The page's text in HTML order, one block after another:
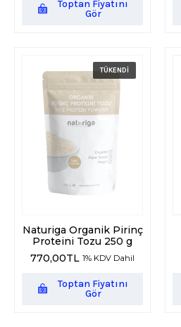
Toptan Fiyatını
Gör
Naturiga Organik Pirinç
Proteini Tozu 250 g
770,00TL 1% KDV Dahil
Toptan Fiyatını
Gör